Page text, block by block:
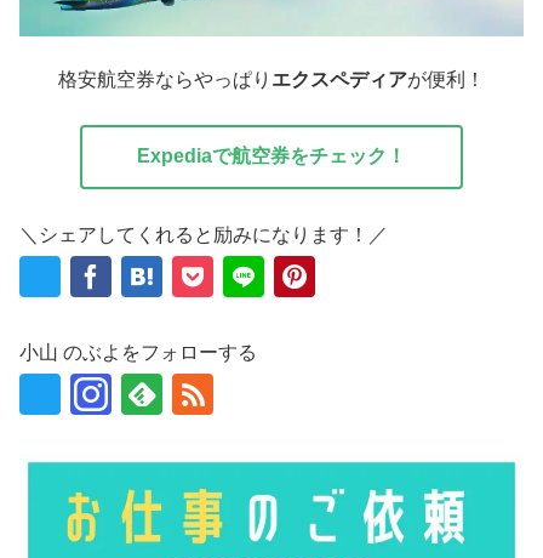
格安航空券ならやっぱり エクスペディアが便利！
Expediaで航空券をチェック！
＼シェアしてくれると励みになります！／
小山 のぶよをフォローする